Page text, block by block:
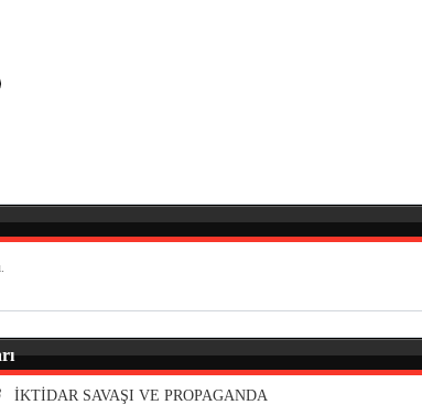
İKTİDAR SAVAŞI VE PROPAGANDA